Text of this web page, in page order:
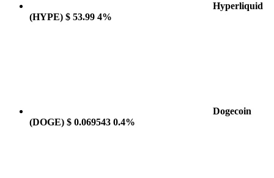
Hyperliquid
(HYPE) $ 53.99 4%
Dogecoin
(DOGE) $ 0.069543 0.4%